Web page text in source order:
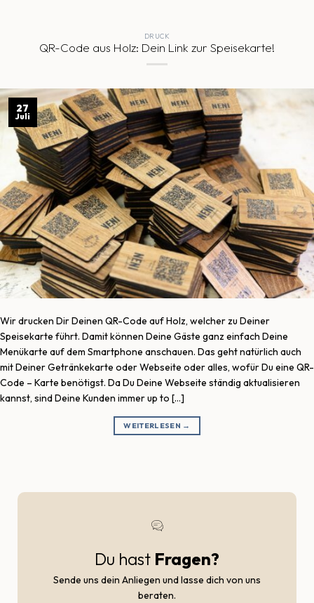
DRUCK
QR-Code aus Holz: Dein Link zur Speisekarte!
27
Juli
Wir drucken Dir Deinen QR-Code auf Holz, welcher zu Deiner
Speisekarte führt. Damit können Deine Gäste ganz einfach Deine
Menükarte auf dem Smartphone anschauen. Das geht natürlich auch
mit Deiner Getränkekarte oder Webseite oder alles, wofür Du eine QR-
Code – Karte benötigst. Da Du Deine Webseite ständig aktualisieren
kannst, sind Deine Kunden immer up to […]
WEITERLESEN →
Du hast Fragen?
Sende uns dein Anliegen und lasse dich von uns
beraten.